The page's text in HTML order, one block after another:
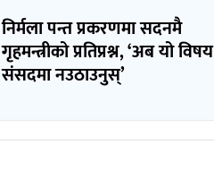
निर्मला पन्त प्रकरणमा सदनमै
गृहमन्त्रीको प्रतिप्रश्न, ‘अब यो विषय
संसदमा नउठाउनुस्’